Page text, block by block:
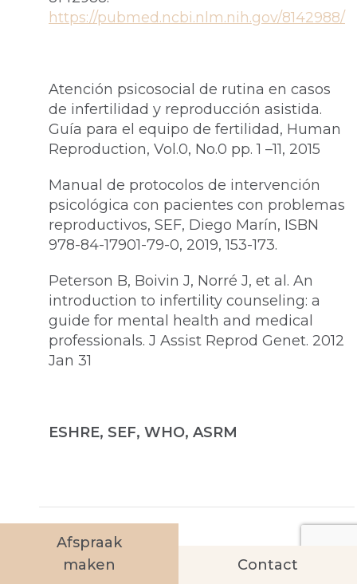
https://pubmed.ncbi.nlm.nih.gov/8142988/
Atención psicosocial de rutina en casos
de infertilidad y reproducción asistida.
Guía para el equipo de fertilidad, Human
Reproduction, Vol.0, No.0 pp. 1 –11, 2015
Manual de protocolos de intervención
psicológica con pacientes con problemas
reproductivos, SEF, Diego Marín, ISBN
978-84-17901-79-0, 2019, 153-173.
Peterson B, Boivin J, Norré J, et al. An
introduction to infertility counseling: a
guide for mental health and medical
professionals. J Assist Reprod Genet. 2012
Jan 31
ESHRE, SEF, WHO, ASRM
Afspraak
maken
Contact